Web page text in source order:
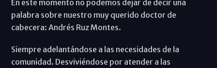
En este momento no podemos dejar de decir una
palabra sobre nuestro muy querido doctor de
cabecera: Andrés Ruz Montes.
Siempre adelantándose a las necesidades de la
comunidad. Desviviéndose por atender a las